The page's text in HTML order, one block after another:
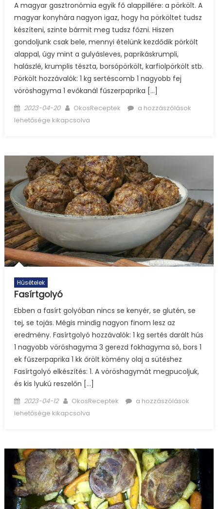
A magyar gasztronómia egyik fő alappillére: a pörkölt. A
magyar konyhára nagyon igaz, hogy ha pörköltet tudsz
készíteni, szinte bármit meg tudsz főzni. Hiszen
gondoljunk csak bele, mennyi ételünk kezdődik pörkölt
alappal, úgy mint a gulyásleves, paprikáskrumpli,
halászlé, krumplis tészta, borsópörkölt, karfiolpörkölt stb.
Pörkölt hozzávalók: 1 kg sertéscomb 1 nagyobb fej
vöröshagyma 1 evőkanál fűszerpaprika […]
Posted
on
2023-04-20 Author
OkosReceptek
Pörkölt
a hozzászólások
lehetősége kikapcsolva
Húsételek
Fasírtgolyó
Ebben a fasírt golyóban nincs se kenyér, se glutén, se
tej, se tojás. Mégis mindig nagyon finom lesz az
eredmény. Fasírtgolyó hozzávalók: 1 kg sertés darált hús
1 nagyobb vöröshagyma 3 gerezd fokhagyma só, bors 1
ek fűszerpaprika 1 kk őrölt kömény olaj a sütéshez
Fasírtgolyó elkészítés: 1. A vöröshagymát megpucoljuk,
és kis lyukú reszelőn […]
Posted
on
2023-04-12 Author
OkosReceptek
Fasírtgolyó
a hozzászólások
lehetősége kikapcsolva